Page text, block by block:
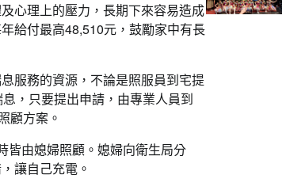
心理上的壓力，長期下來容易造成
給付最高48,510元，鼓勵家中有長
服務的資源，不論是照服員到宅提
，只要提出申請，由專業人員到
顧方案。
皆由媳婦照顧。媳婦向衛生局分
讓自己充電。